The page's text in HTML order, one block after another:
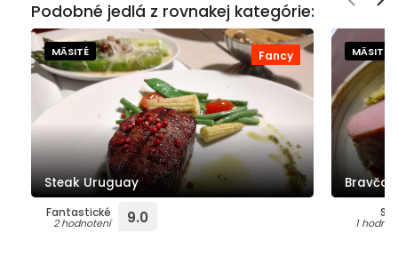
Podobné jedlá z rovnakej kategórie:
Fancy
MÄSITÉ
Steak Uruguay
Fantastické
2 hodnotení 9.0
MÄSITÉ
1